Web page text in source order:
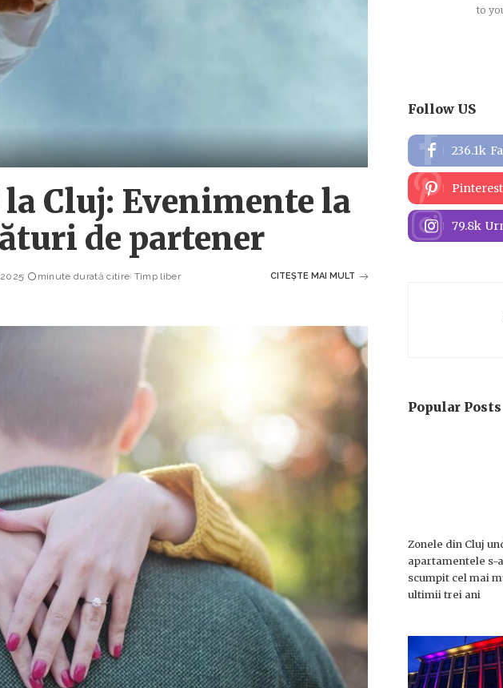
Cluj: Evenimente la
de partener
minute durată citire Timp liber CITEȘTE MAI MULT
to
Follow US
236.1k
Pinterest
79.8k
Popular Posts
Zonele din Cluj
apartamentele s-
scumpit cel mai
ultimii trei ani